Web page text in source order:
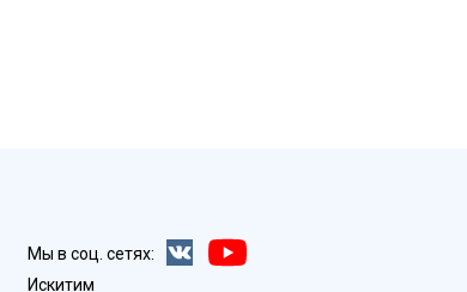
Мы в соц. сетях:
Искитим